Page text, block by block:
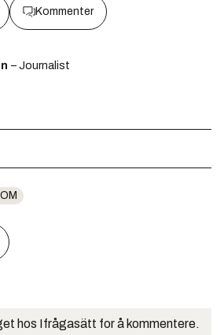
Kommenter
– Journalist
hos Ifrågasätt for å kommentere.